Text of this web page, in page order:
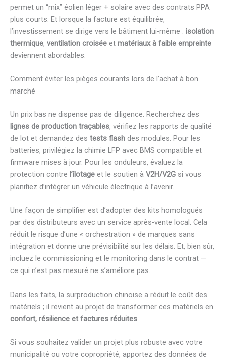
permet un “mix” éolien léger + solaire avec des contrats PPA
plus courts. Et lorsque la facture est équilibrée,
l’investissement se dirige vers le bâtiment lui-même : isolation
thermique, ventilation croisée et matériaux à faible empreinte
deviennent abordables.
Comment éviter les pièges courants lors de l’achat à bon
marché
Un prix bas ne dispense pas de diligence. Recherchez des
lignes de production traçables, vérifiez les rapports de qualité
de lot et demandez des tests flash des modules. Pour les
batteries, privilégiez la chimie LFP avec BMS compatible et
firmware mises à jour. Pour les onduleurs, évaluez la
protection contre l’îlotage et le soutien à V2H/V2G si vous
planifiez d’intégrer un véhicule électrique à l’avenir.
Une façon de simplifier est d’adopter des kits homologués
par des distributeurs avec un service après-vente local. Cela
réduit le risque d’une « orchestration » de marques sans
intégration et donne une prévisibilité sur les délais. Et, bien sûr,
incluez le commissioning et le monitoring dans le contrat —
ce qui n’est pas mesuré ne s’améliore pas.
Dans les faits, la surproduction chinoise a réduit le coût des
matériels ; il revient au projet de transformer ces matériels en
confort, résilience et factures réduites.
Si vous souhaitez valider un projet plus robuste avec votre
municipalité ou votre copropriété, apportez des données de